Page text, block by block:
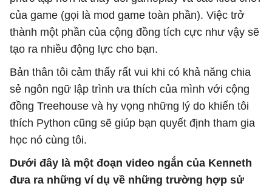
của game (gọi là mod game toàn phần). Việc trở
thành một phần của cộng đồng tích cực như vậy sẽ
tạo ra nhiều động lực cho bạn.
Bản thân tôi cảm thấy rất vui khi có khả năng chia
sẻ ngôn ngữ lập trình ưa thích của mình với cộng
đồng Treehouse và hy vọng những lý do khiến tôi
thích Python cũng sẽ giúp bạn quyết định tham gia
học nó cùng tôi.
Dưới đây là một đoạn video ngắn của Kenneth
đưa ra những ví dụ về những trường hợp sử